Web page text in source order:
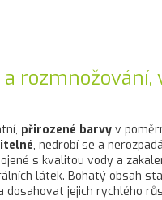
přirozené barvy v
, nedrobí se a
s kvalitou vody a
látek. Bohatý obsah
jejich rychlého